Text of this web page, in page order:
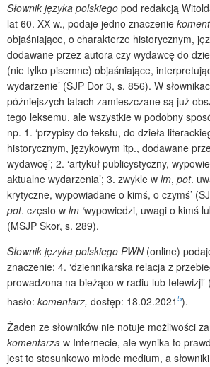
Słownik języka polskiego pod redakcją
lat 60. XX w., podaje jedno znaczenie
objaśniające, o charakterze historycznym,
dodawane przez autora czy wydawcę do
(nie tylko pisemne) objaśniające,
wydarzenie’ (SJP Dor 3, s. 856). W
późniejszych latach zamieszczane są już
tego leksemu, ale wszystkie w podobny
np. 1. ‘przypisy do tekstu, do dzieła
historycznym, językowym itp., dodawane
wydawcę’; 2. ‘artykuł publicystyczny,
aktualne wydarzenia’; 3. zwykle w lm, pot.
krytyczne, wypowiadane o kimś, o czymś’
pot. często w lm ‘wypowiedzi, uwagi o kimś
(MSJP Skor, s. 289).
Słownik języka polskiego PWN (online)
znaczenie: 4. ‘dziennikarska relacja z
prowadzona na bieżąco w radiu lub telewizji’
hasło: komentarz, dostęp: 18.02.20215).
Żaden ze słowników nie notuje możliwości
komentarza w Internecie, ale wynika to
jest to stosunkowo młode medium, a